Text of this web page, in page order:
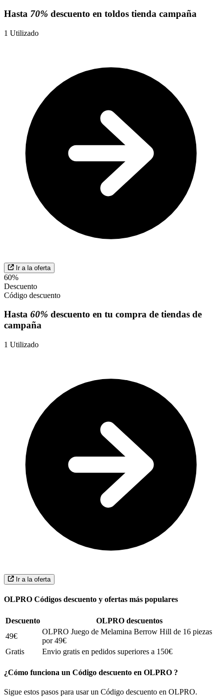
Hasta 70% descuento en toldos tienda campaña
1 Utilizado
Ir a la oferta
60%
Descuento
Código descuento
Hasta 60% descuento en tu compra de tiendas de
campaña
1 Utilizado
Ir a la oferta
OLPRO Códigos descuento y ofertas más populares
Descuento
OLPRO descuentos
49€
OLPRO Juego de Melamina Berrow Hill de 16 piezas
por 49€
Gratis
Envio gratis en pedidos superiores a 150€
¿Cómo funciona un Código descuento en OLPRO ?
Sigue estos pasos para usar un Código descuento en OLPRO.